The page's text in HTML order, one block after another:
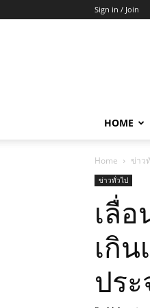
Sign in / Join
HOME
Home ข่าว
ข่าวทั่วไป
เลื่
เกิ
ปร